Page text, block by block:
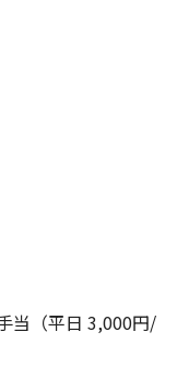
当（平日 3,000円/